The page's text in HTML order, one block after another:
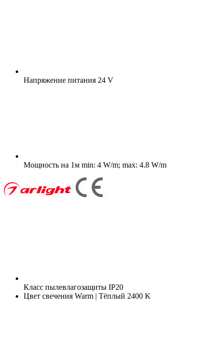
Напряжение питания 24 V
Мощность на 1м min: 4 W/m; max: 4.8 W/m
Класс пылевлагозащиты IP20
Цвет свечения Warm | Тёплый 2400 K